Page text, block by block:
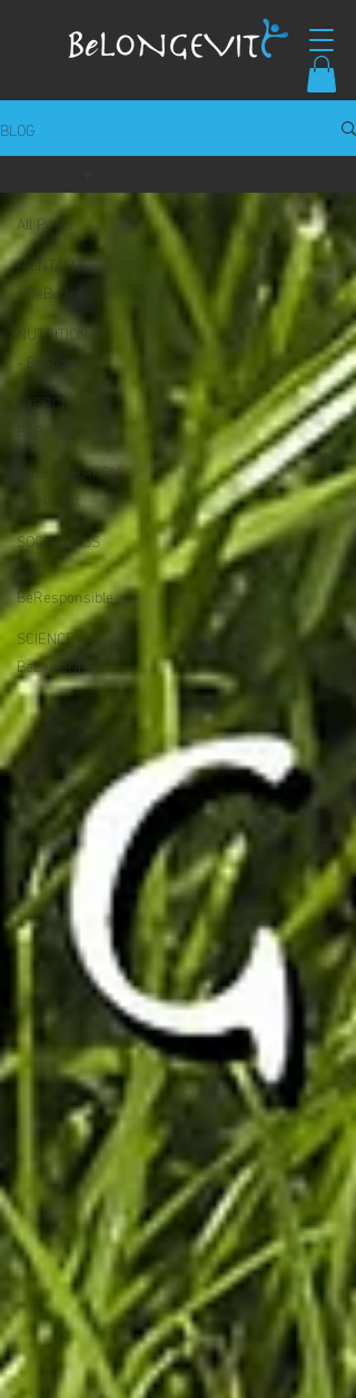
BLOG
All Posts
MENTALNESS
- BeBetter
NUTRITION
- BeFoodie
EXERCISE -
BePerforming
REGENERATION
- BeIntact
SOCIALNESS
BeResponsible
SCIENCE -
BeExplora